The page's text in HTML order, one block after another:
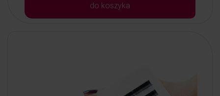
do koszyka